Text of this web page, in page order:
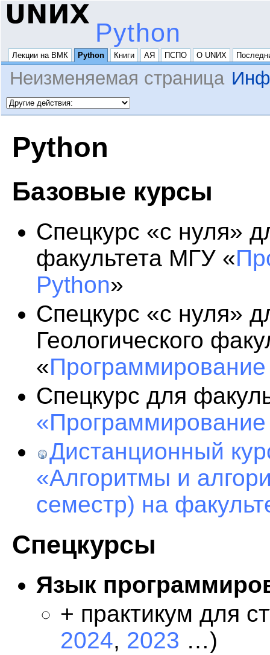
Python
Лекции на ВМК Python Книги АЯ ПСПО О UNИX
Неизменяемая страница
Python
Базовые курсы
Спецкурс «с нуля»
факультета МГУ «
Python»
Спецкурс «с нуля»
Геологического
«
Спецкурс для
Дистанционный
«Алгоритмы и
семестр) на
Спецкурсы
Язык
+ практикум для
2024, 2023 …)